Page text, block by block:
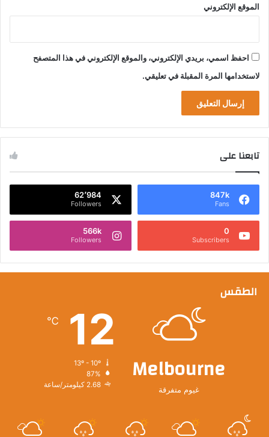
الموقع الإلكتروني
احفظ اسمي، بريدي الإلكتروني، والموقع الإلكتروني في هذا المتصفح
لاستخدامها المرة المقبلة في تعليقي.
تابعنا على
847k
Fans
62٬984
Followers
0
Subscribers
566k
Followers
الطقس
Melbourne
غيوم متفرقة
12
℃
87%
2.68 كيلومتر/ساعة